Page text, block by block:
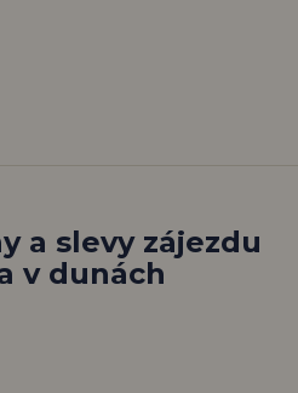
a slevy zájezdu
v dunách